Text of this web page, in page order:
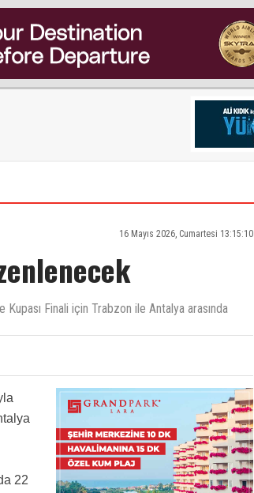
16 Mayıs 2026, Cumartesi 13:15:10
Kupası Finali için Trabzon ile Antalya arasında
22